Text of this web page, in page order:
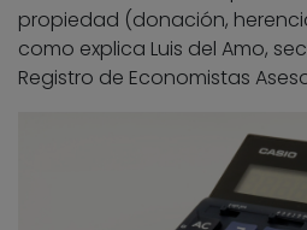
propiedad (donación,
como explica Luis del Amo,
Registro de Economistas